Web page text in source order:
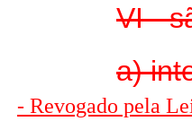
VI -
a)
- Revogado pela